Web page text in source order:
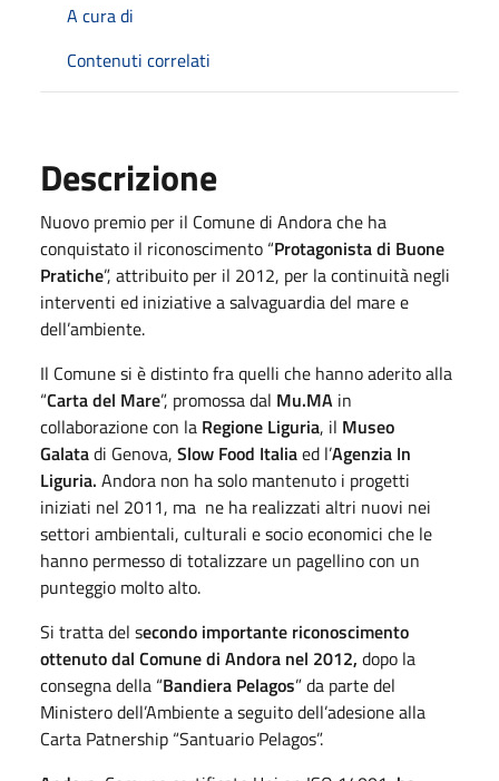
A cura di
Contenuti correlati
Descrizione
Nuovo premio per il Comune di Andora che ha
conquistato il riconoscimento “Protagonista di Buone
Pratiche”, attribuito per il 2012, per la continuità negli
interventi ed iniziative a salvaguardia del mare e
dell’ambiente.
Il Comune si è distinto fra quelli che hanno aderito alla
“Carta del Mare”, promossa dal Mu.MA in
collaborazione con la Regione Liguria, il Museo
Galatadi Genova, Slow Food Italiaed l’Agenzia In
Liguria. Andora non ha solo mantenuto i progetti
iniziati nel 2011, ma ne ha realizzati altri nuovi nei
settori ambientali, culturali e socio economici che le
hanno permesso di totalizzare un pagellino con un
punteggio molto alto.
Si tratta del secondo importante riconoscimento
ottenuto dal Comune di Andora nel 2012, dopo la
consegna della “Bandiera Pelagos” da parte del
Ministero dell’Ambiente a seguito dell’adesione alla
Carta Patnership “Santuario Pelagos”.